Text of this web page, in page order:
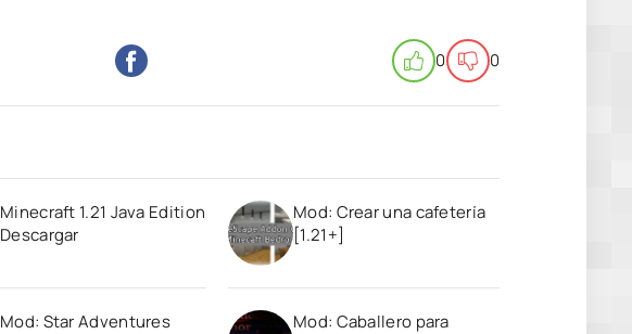
0 0
Minecraft 1.21 Java Edition
Descargar
Mod: Crear una cafetería
[1.21+]
Mod: Star Adventures
Mod: Caballero para